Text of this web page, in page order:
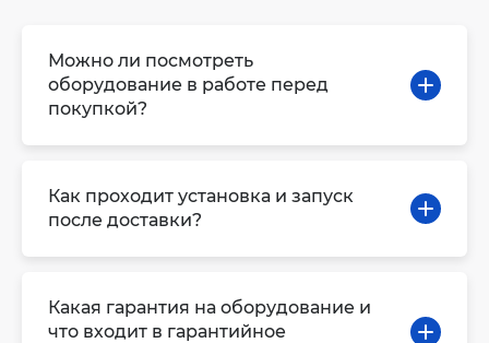
Можно ли посмотреть
оборудование в работе перед
покупкой?
Как проходит установка и запуск
после доставки?
Какая гарантия на оборудование и
что входит в гарантийное